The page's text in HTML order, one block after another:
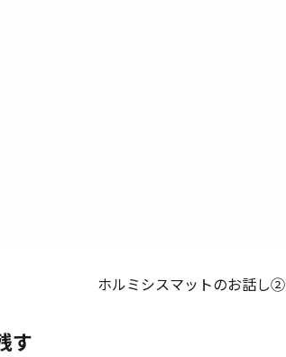
ホルミシスマットのお話し②
す